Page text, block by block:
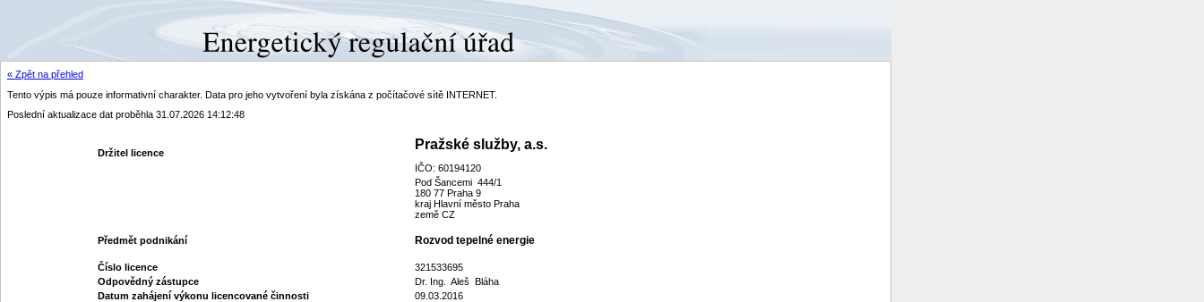
« Zpět na přehled
Tento výpis má pouze informativní charakter. Data pro jeho vytvoření byla získána z počítačové sítě INTERNET.
Poslední aktualizace dat proběhla 31.07.2026 14:12:48
Držitel licence
Pražské služby, a.s.
IČO: 60194120
Pod Šancemi 444/1
180 77 Praha 9
kraj Hlavní město Praha
země CZ
Předmět podnikání Rozvod tepelné energie
Číslo licence
321533695
Odpovědný zástupce
Dr. Ing. Aleš Bláha
Datum zahájení výkonu licencované činnosti
09.03.2016